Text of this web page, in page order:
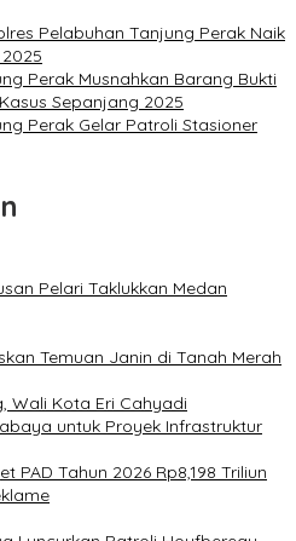
Pelabuhan Tanjung Perak Naik
Perak Musnahkan Barang Bukti
Sepanjang 2025
Perak Gelar Patroli Stasioner
Pelari Taklukkan Medan
Temuan Janin di Tanah Merah
Wali Kota Eri Cahyadi
untuk Proyek Infrastruktur
PAD Tahun 2026 Rp8,198 Triliun